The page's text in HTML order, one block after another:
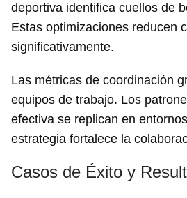
Guardar como favorito
Para poder guardar como
INICIAR SESIÓN
deportiva identifica cuellos de
Estas optimizaciones reducen
significativamente.
Las métricas de coordinación
equipos de trabajo. Los
efectiva se replican en
estrategia fortalece la
Casos de Éxito y